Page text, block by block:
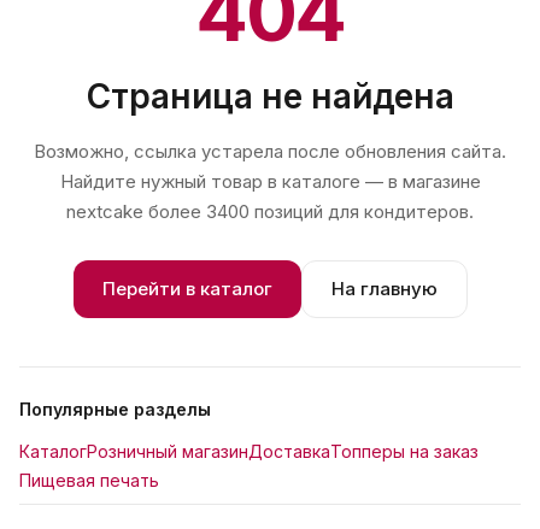
Страница не найдена
Возможно, ссылка устарела после обновления сайта.
Найдите нужный товар в каталоге — в магазине
nextcake более 3400 позиций для кондитеров.
Перейти в каталог На главную
Популярные разделы
КаталогРозничный магазинДоставкаТопперы на заказ
Пищевая печать